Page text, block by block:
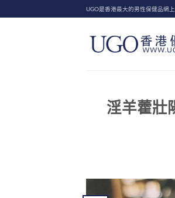
to
UGO是香港最大的男性保健品網
淫羊藿壯